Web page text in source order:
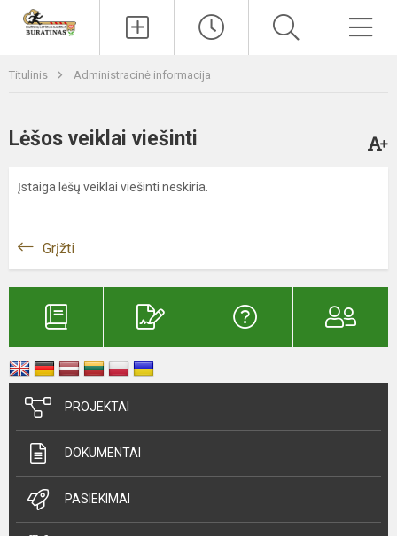
Titulinis Administracinė informacija
Lėšos veiklai viešinti
Įstaiga lėšų veiklai viešinti neskiria.
Grįžti
PROJEKTAI
DOKUMENTAI
PASIEKIMAI